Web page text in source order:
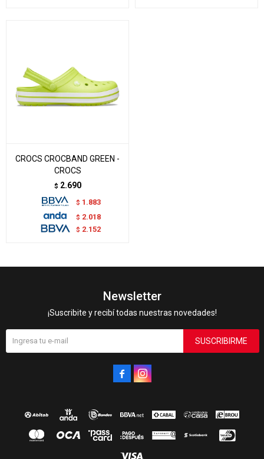
CROCS CROCBAND GREEN -
CROCS
$ 2.690
$ 1.883
$ 2.018
$ 2.152
Newsletter
¡Suscribite y recibí todas nuestras novedades!
SUSCRIBIRME
 